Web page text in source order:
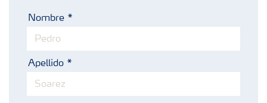
Portafolio de Agricultura Digital
Nombre
Apellido